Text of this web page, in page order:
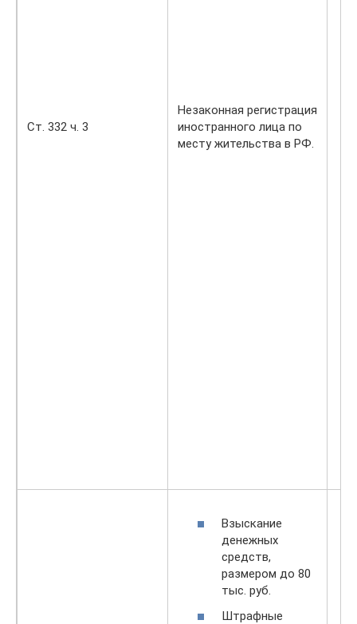
Ст. 332 ч. 3
Незаконная регистрация
иностранного лица по
месту жительства в РФ.
Взыскание
денежных
средств,
размером до 80
тыс. руб.
Штрафные